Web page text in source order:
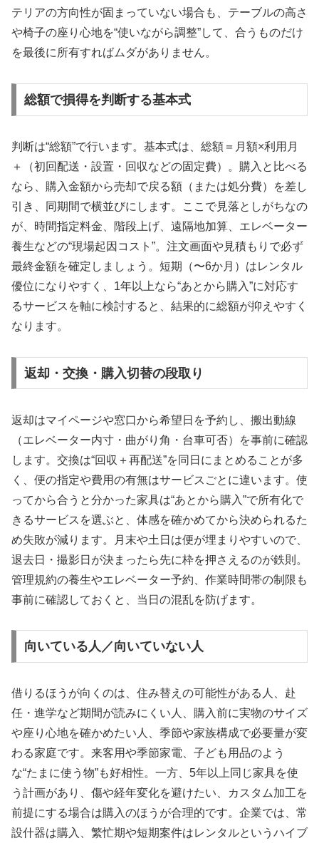
テリアの方向性が固まっていない場合も、テーブルの高さ
や椅子の座り心地を“使いながら調整”して、合うものだけ
を最後に所有すればムダがありません。
総額で損得を判断する基本式
判断は“総額”で行います。基本式は、総額＝月額×利用月
＋（初回配送・設置・回収などの固定費）。購入と比べる
なら、購入金額から売却で戻る額（または処分費）を差し
引き、同期間で横並びにします。ここで見落としがちなの
が、時間指定料金、階段上げ、遠隔地加算、エレベーター
養生などの“現場起因コスト”。注文画面や見積もりで必ず
最終金額を確定しましょう。短期（〜6か月）はレンタル
優位になりやすく、1年以上なら“あとから購入”に対応す
るサービスを軸に検討すると、結果的に総額が抑えやすく
なります。
返却・交換・購入切替の段取り
返却はマイページや窓口から希望日を予約し、搬出動線
（エレベーター内寸・曲がり角・台車可否）を事前に確認
します。交換は“回収＋再配送”を同日にまとめることが多
く、便の指定や費用の有無はサービスごとに違います。使
ってから合うと分かった家具は“あとから購入”で所有化で
きるサービスを選ぶと、体感を確かめてから決められるた
め失敗が減ります。月末や土日は便が埋まりやすいので、
退去日・撮影日が決まったら先に枠を押さえるのが鉄則。
管理規約の養生やエレベーター予約、作業時間帯の制限も
事前に確認しておくと、当日の混乱を防げます。
向いている人／向いていない人
借りるほうが向くのは、住み替えの可能性がある人、赴
任・進学など期間が読みにくい人、購入前に実物のサイズ
や座り心地を確かめたい人、季節や家族構成で必要量が変
わる家庭です。来客用や季節家電、子ども用品のよう
な“たまに使う物”も好相性。一方、5年以上同じ家具を使
う計画があり、傷や経年変化を避けたい、カスタム加工を
前提にする場合は購入のほうが合理的です。企業では、常
設什器は購入、繁忙期や短期案件はレンタルというハイブ